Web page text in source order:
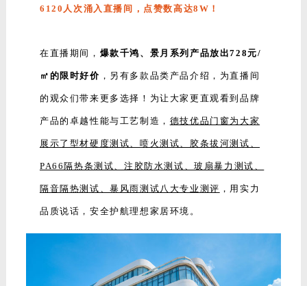
6120人次涌入直播间，点赞数高达8W！
在直播期间， 爆款千鸿、景月系列产品放出728元/
㎡的限时好价 ，另有多款品类产品介绍，为直播间
的观众们带来更多选择！为让大家更直观看到品牌
产品的卓越性能与工艺制造， 德技优品门窗为大家
展示了型材硬度测试、喷火测试、胶条拔河测试、
PA66隔热条测试、注胶防水测试、玻扇暴力测试、
隔音隔热测试、暴风雨测试八大专业测评 ，用实力
品质说话，安全护航理想家居环境。